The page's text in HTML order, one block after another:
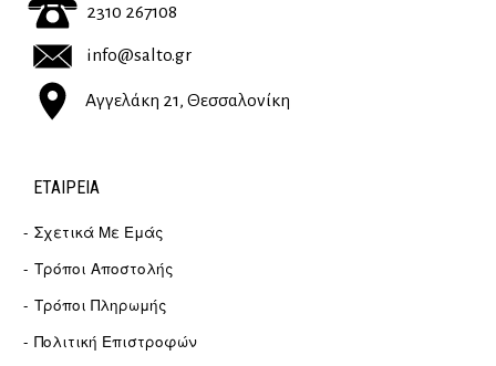
2310 267108
info@salto.gr
Αγγελάκη 21, Θεσσαλονίκη
ΕΤΑΙΡΕΊΑ
Σχετικά Με Εμάς
Τρόποι Αποστολής
Τρόποι Πληρωμής
Πολιτική Επιστροφών